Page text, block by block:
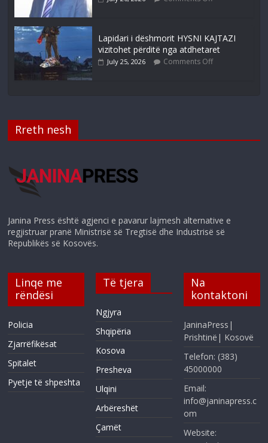
Lapidari i dëshmorit HYSNI KAJTAZI
vizitohet përditë nga atdhetaret
July 25, 2026 Comments Off
Rreth nesh
Janina Press është agjenci e pavarur lajmesh alternative e
regjistruar pranë Ministrisë së Tregtisë dhe Industrisë së
Republikës së Kosovës.
Linqe me
rëndësi
Policia
Zjarrëfikësat
Spitalet
Pyetje të shpeshta
Të tjera
Ngjyra
Shqipëria
Kosova
Presheva
Ulqini
Arbëreshët
Çamët
Na
kontaktoni
JaninaPress|
Prishtinë| Kosovë
Telefon: (383)
45000000
Email:
info@janinapress.c
om
Website: